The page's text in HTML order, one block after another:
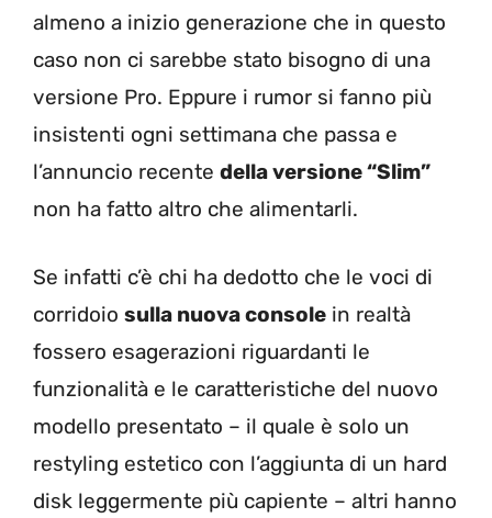
almeno a inizio generazione che in questo
caso non ci sarebbe stato bisogno di una
versione Pro. Eppure i rumor si fanno più
insistenti ogni settimana che passa e
l’annuncio recente della versione “Slim”
non ha fatto altro che alimentarli.
Se infatti c’è chi ha dedotto che le voci di
corridoio sulla nuova console in realtà
fossero esagerazioni riguardanti le
funzionalità e le caratteristiche del nuovo
modello presentato – il quale è solo un
restyling estetico con l’aggiunta di un hard
disk leggermente più capiente – altri hanno